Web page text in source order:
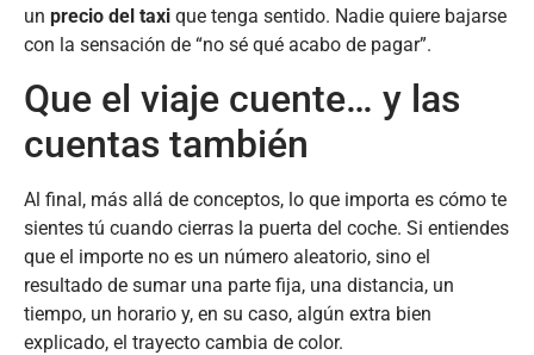
un precio del taxi que tenga sentido. Nadie quiere bajarse
con la sensación de “no sé qué acabo de pagar”.
Que el viaje cuente… y las
cuentas también
Al final, más allá de conceptos, lo que importa es cómo te
sientes tú cuando cierras la puerta del coche. Si entiendes
que el importe no es un número aleatorio, sino el
resultado de sumar una parte fija, una distancia, un
tiempo, un horario y, en su caso, algún extra bien
explicado, el trayecto cambia de color.